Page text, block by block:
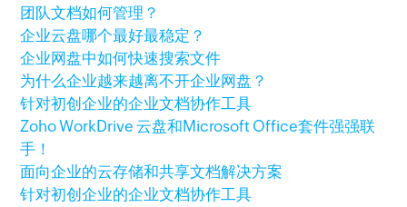
团队文档如何管理？
企业云盘哪个最好最稳定？
企业网盘中如何快速搜索文件
为什么企业越来越离不开企业网盘？
针对初创企业的企业文档协作工具
Zoho WorkDrive 云盘和Microsoft Office套件强强联
手！
面向企业的云存储和共享文档解决方案
针对初创企业的企业文档协作工具